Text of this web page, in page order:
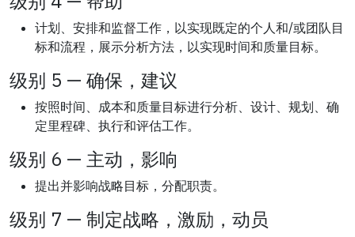
计划、安排和监督工作，以实现既定的个人和/或团队目
标和流程，展示分析方法，以实现时间和质量目标。
级别 5 — 确保，建议
按照时间、成本和质量目标进行分析、设计、规划、确
定里程碑、执行和评估工作。
级别 6 — 主动，影响
提出并影响战略目标，分配职责。
级别 7 — 制定战略，激励，动员